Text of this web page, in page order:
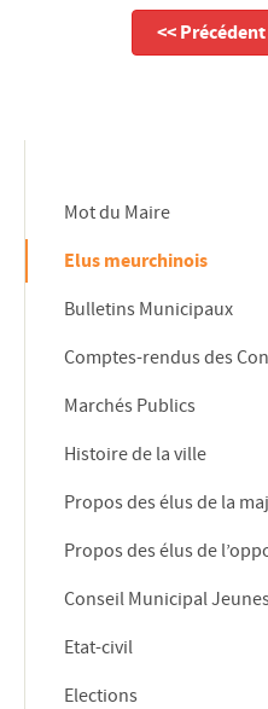
<< Précédent
Mot du Maire
Elus meurchinois
Bulletins Municipaux
Comptes-rendus des
Marchés Publics
Histoire de la ville
Propos des élus de la
Propos des élus de
Conseil Municipal
Etat-civil
Elections